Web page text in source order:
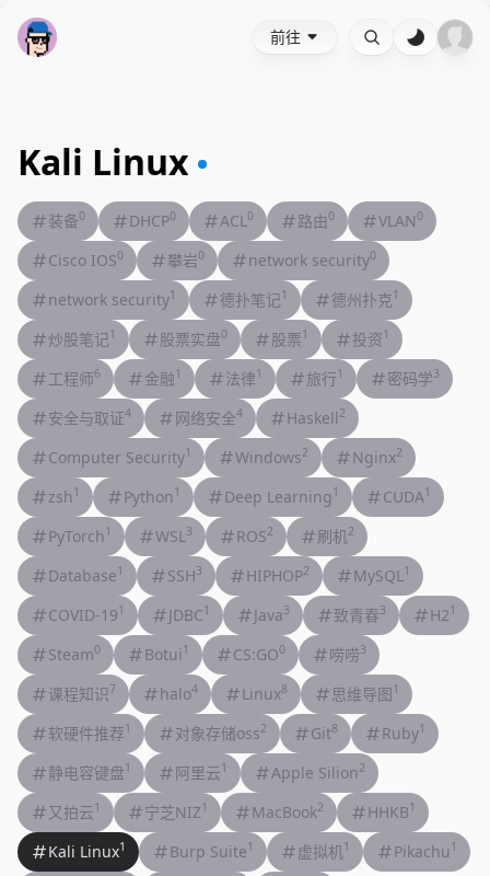
前往
Kali Linux
装备0 DHCP0 ACL0 路由 0 VLAN 0
Cisco IOS0 攀岩0 network security0
network security1 德扑笔记1 德州扑克1
炒股笔记1 股票实盘0 股票1 投资1
工程师6 金融1 法律1 旅行1 密码学3
安全与取证4 网络安全4 Haskell 2
Computer Security1 Windows2 Nginx2
zsh1 Python1 Deep Learning 1 CUDA1
PyTorch1 WSL3 ROS2 刷机2
Database1 SSH3 HIPHOP2 MySQL1
COVID-191 JDBC1 Java3 致青春3 H21
Steam0 Botui 1 CS:GO0 唠唠3
课程知识7 halo4 Linux8 思维导图1
软硬件推荐1 对象存储oss2 Git8 Ruby1
静电容键盘1 阿里云1 Apple Silion2
又拍云1 宁芝NIZ1 MacBook2 HHKB1
Kali Linux1 Burp Suite1 虚拟机1 Pikachu 1